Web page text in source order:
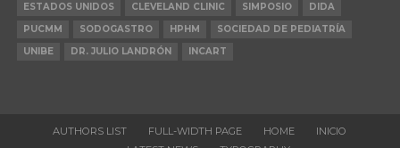
ESTADOS UNIDOS
CLEVELAND CLINIC SIMPOSIO
DIDA
PUCMM
SODOGASTRO HPHM
SOCIEDAD DE PEDIATRÍA
UNIBE
DR. JULIO LANDRÓN INCART
AUTHORS LIST FULL-WIDTH PAGE HOME
INICIO